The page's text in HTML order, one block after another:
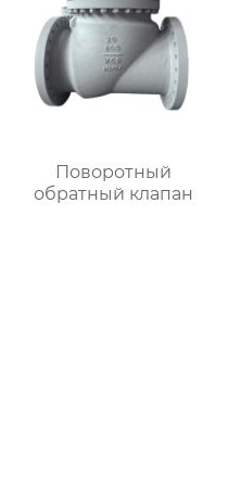
Поворотный
обратный клапан